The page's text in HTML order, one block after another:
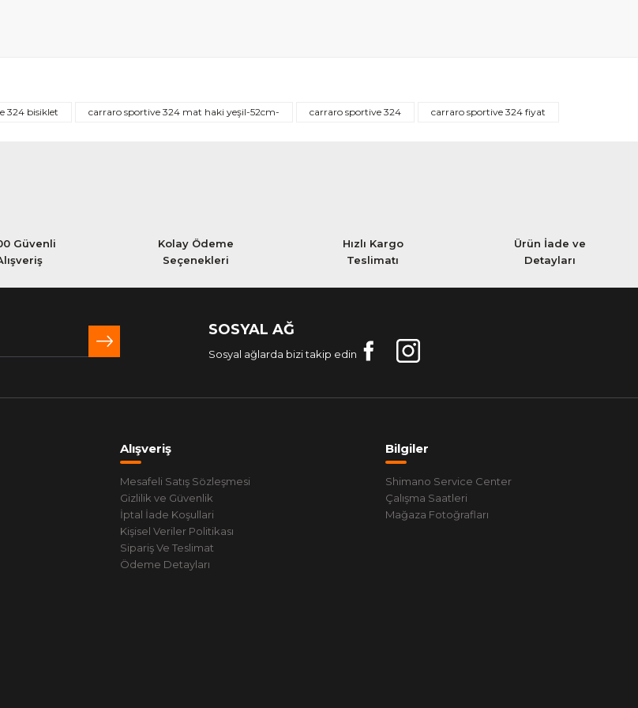
324 bisiklet carraro sportive 324 mat haki yeşil-52cm- carraro sportive 324 carraro sportive 324 fiyat
Güvenli
Kolay Ödeme
Seçenekleri
Hızlı Kargo
Teslimatı
Ürün İade ve
Detayları
SOSYAL AĞ
Sosyal ağlarda bizi takip edin
Alışveriş
Mesafeli Satış Sözleşmesi
Gizlilik ve Güvenlik
İptal İade Koşullari
Kişisel Veriler Politikası
Sipariş Ve Teslimat
Ödeme Detayları
Bilgiler
Shimano Service Center
Çalışma Saatleri
Mağaza Fotoğrafları